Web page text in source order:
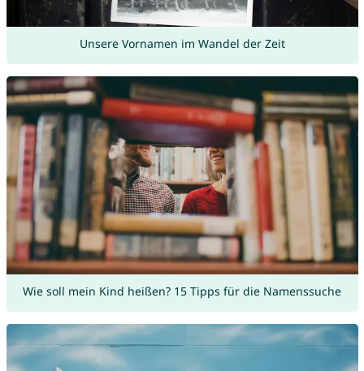
Unsere Vornamen im Wandel der Zeit
Wie soll mein Kind heißen? 15 Tipps für die Namenssuche